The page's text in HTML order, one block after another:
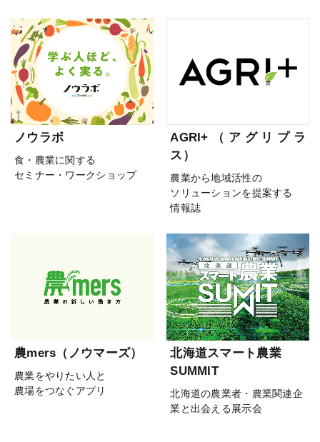
ノウラボ
食・農業に関する
セミナー・ワークショップ
AGRI+（アグリプラ
ス）
農業から地域活性の
ソリューションを提案する
情報誌
農mers（ノウマーズ）
農業をやりたい人と
農場をつなぐアプリ
北海道スマート農業
SUMMIT
北海道の農業者・農業関連企
業と出会える展示会